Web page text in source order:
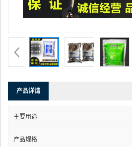
产品详请
主要用途
产品规格